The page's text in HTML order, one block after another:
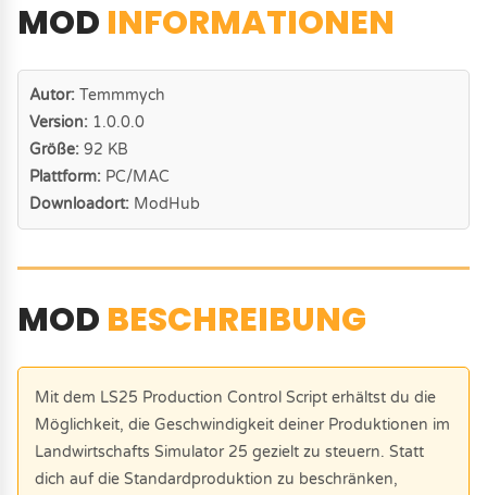
MOD INFORMATIONEN
Autor: Temmmych
Version: 1.0.0.0
Größe: 92 KB
Plattform: PC/MAC
Downloadort: ModHub
MOD BESCHREIBUNG
Mit dem LS25 Production Control Script erhältst du die
Möglichkeit, die Geschwindigkeit deiner Produktionen im
Landwirtschafts Simulator 25 gezielt zu steuern. Statt
dich auf die Standardproduktion zu beschränken,